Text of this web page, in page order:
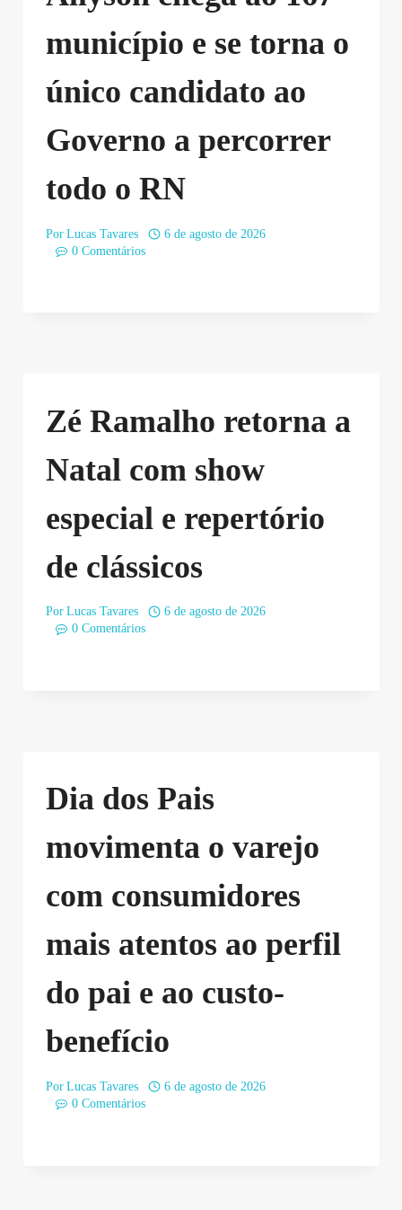
município e se torna o
único candidato ao
Governo a percorrer
todo o RN
Por Lucas Tavares
6 de agosto de 2026
0 Comentários
Zé Ramalho retorna a
Natal com show
especial e repertório
de clássicos
Por Lucas Tavares
6 de agosto de 2026
0 Comentários
Dia dos Pais
movimenta o varejo
com consumidores
mais atentos ao perfil
do pai e ao custo-
benefício
Por Lucas Tavares
6 de agosto de 2026
0 Comentários